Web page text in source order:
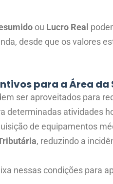
ou Lucro Real
desde que os valores
para a Área da
ser aproveitados para
determinadas atividades
de equipamentos
, reduzindo a
nessas condições para